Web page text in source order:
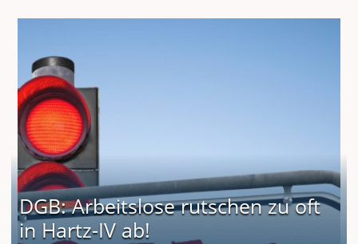
DGB: Arbeitslose rutschen zu oft
in Hartz-IV ab!